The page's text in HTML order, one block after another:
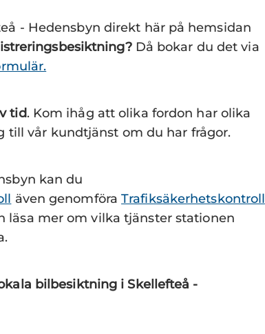
- Hedensbyn direkt här på hemsidan
Då bokar du det via
tid. Kom ihåg att olika fordon har olika
vår kundtjänst om du har frågor.
kan du
även genomföraTrafiksäkerhetskontroll
läsa mer om vilka tjänster stationen
bilbesiktning i Skellefteå -